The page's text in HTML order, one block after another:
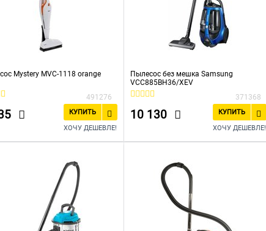
Mystery MVC-1118 orange
491276
КУПИТЬ
ХОЧУ ДЕШЕВЛЕ!
Пылесос без мешка Samsung
VCC885BH36/XEV
371368
10 130
КУПИТЬ
ХОЧУ ДЕШЕВЛЕ!